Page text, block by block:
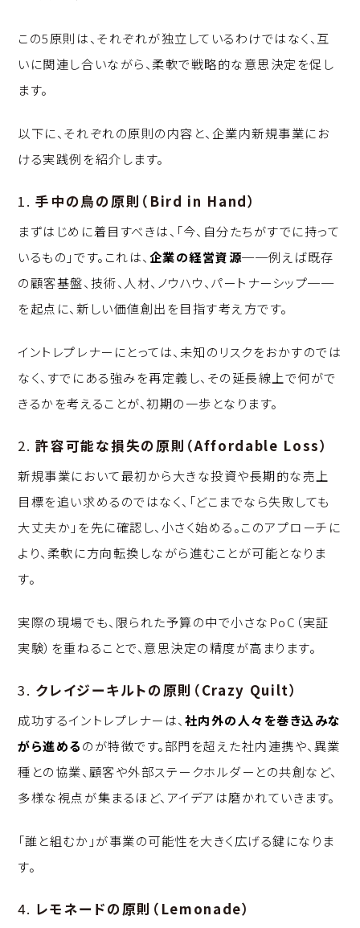
この5原則は、それぞれが独立しているわけではなく、互
いに関連し合いながら、柔軟で戦略的な意思決定を促し
ます。
以下に、それぞれの原則の内容と、企業内新規事業にお
ける実践例を紹介します。
1.手中の鳥の原則（Bird in Hand）
まずはじめに着目すべきは、「今、自分たちがすでに持って
いるもの」です。これは、 企業の経営資源──例えば既存
の顧客基盤、技術、人材、ノウハウ、パートナーシップ──
を起点に、新しい価値創出を目指す考え方です。
イントレプレナーにとっては、未知のリスクをおかすのでは
なく、すでにある強みを再定義し、その延長線上で何がで
きるかを考えることが、初期の一歩となります。
2.許容可能な損失の原則（Affordable Loss）
新規事業において最初から大きな投資や長期的な売上
目標を追い求めるのではなく、「どこまでなら失敗しても
大丈夫か」を先に確認し、小さく始める。このアプローチに
より、柔軟に方向転換しながら進むことが可能となりま
す。
実際の現場でも、限られた予算の中で小さなPoC（実証
実験）を重ねることで、意思決定の精度が高まります。
3. クレイジーキルトの原則（Crazy Quilt）
成功するイントレプレナーは、 社内外の人々を巻き込みな
がら進めるのが特徴です。部門を超えた社内連携や、異業
種との協業、顧客や外部ステークホルダーとの共創など、
多様な視点が集まるほど、アイデアは磨かれていきます。
「誰と組むか」が事業の可能性を大きく広げる鍵になりま
す。
4. レモネードの原則（Lemonade）